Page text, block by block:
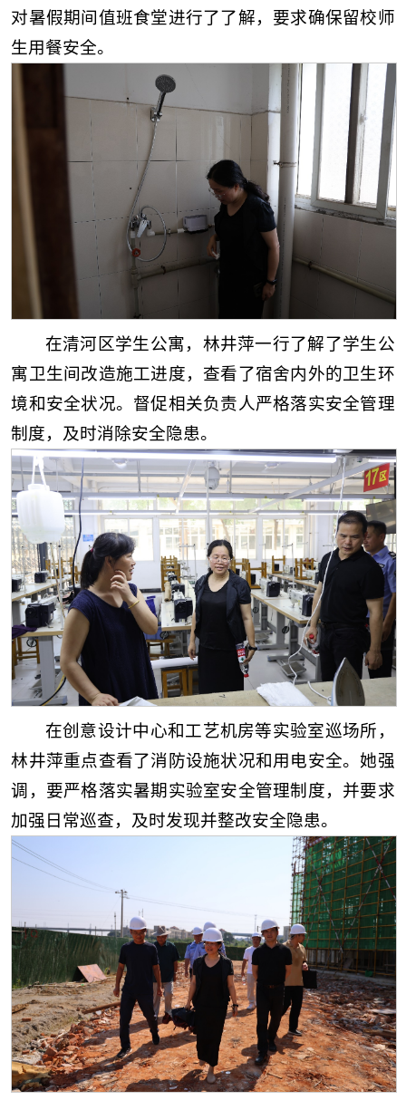
对暑假期间值班食堂进行了了解，要求确保留校师
生用餐安全。
在清河区学生公寓，林井萍一行了解了学生公
寓卫生间改造施工进度，查看了宿舍内外的卫生环
境和安全状况。督促相关负责人严格落实安全管理
制度，及时消除安全隐患。
在创意设计中心和工艺机房等实验室巡场所，
林井萍重点查看了消防设施状况和用电安全。她强
调，要严格落实暑期实验室安全管理制度，并要求
加强日常巡查，及时发现并整改安全隐患。